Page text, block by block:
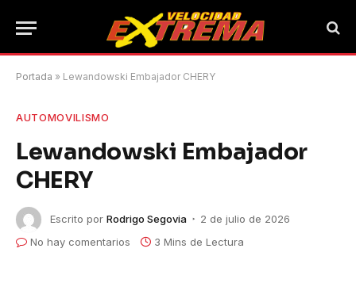
Portada » Lewandowski Embajador CHERY
AUTOMOVILISMO
Lewandowski Embajador
CHERY
Escrito por Rodrigo Segovia
2 de julio de 2026
No hay comentarios
3 Mins de Lectura